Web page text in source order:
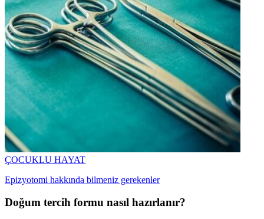
ÇOCUKLU HAYAT
Epizyotomi hakkında bilmeniz gerekenler
Doğum tercih formu nasıl hazırlanır?